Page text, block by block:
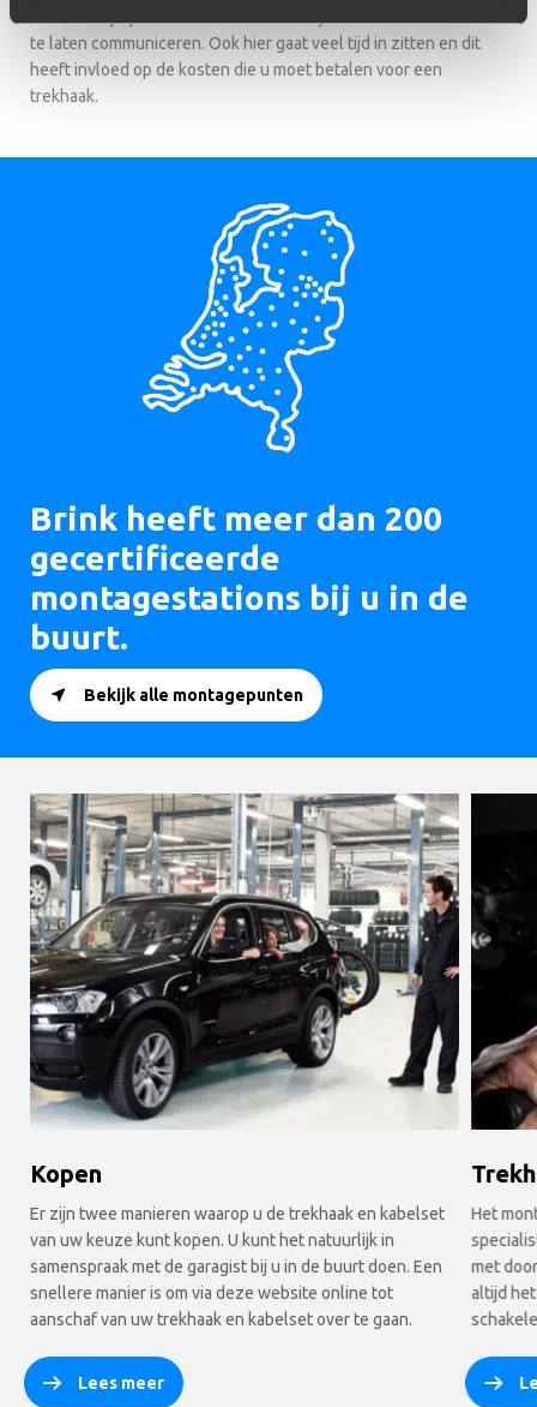
te laten communiceren. Ook hier gaat veel tijd in zitten en dit
heeft invloed op de kosten die u moet betalen voor een
trekhaak.
Brink heeft meer dan 200
gecertificeerde
montagestations bij u in de
buurt.
Bekijk alle montagepunten
Kopen
Er zijn twee manieren waarop u de trekhaak en kabelset
van uw keuze kunt kopen. U kunt het natuurlijk in
samenspraak met de garagist bij u in de buurt doen. Een
snellere manier is om via deze website online tot
aanschaf van uw trekhaak en kabelset over te gaan.
Lees meer
Het
met
altijd